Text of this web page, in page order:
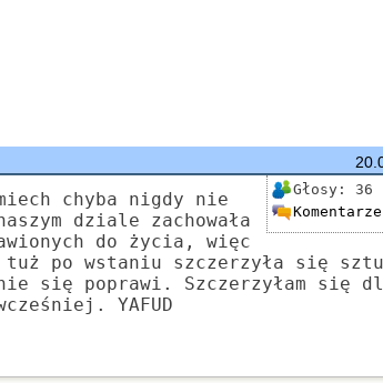
Głosy: 36
chyba nigdy nie
dziale zachowała
do życia, więc
po wstaniu szczerzyła się
się poprawi. Szczerzyłam się
YAFUD